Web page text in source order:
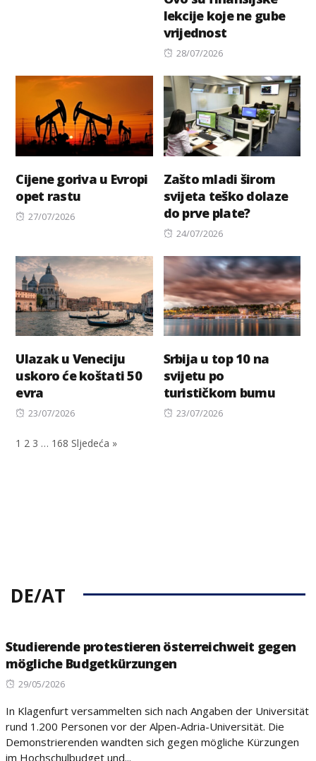
lekcije koje ne gube
vrijednost
Posted
28/07/2026
Cijene goriva u Evropi
opet rastu
Posted
27/07/2026
Zašto mladi širom
svijeta teško dolaze
do prve plate?
Posted
24/07/2026
Ulazak u Veneciju
uskoro će koštati 50
evra
Posted
23/07/2026
Srbija u top 10 na
svijetu po
turističkom bumu
Posted
23/07/2026
1 2 3 … 168 Sljedeća »
DE/AT
Studierende protestieren österreichweit gegen
mögliche Budgetkürzungen
Posted
29/05/2026
In Klagenfurt versammelten sich nach Angaben der Universität
rund 1.200 Personen vor der Alpen-Adria-Universität. Die
Demonstrierenden wandten sich gegen mögliche Kürzungen
im Hochschulbudget und...